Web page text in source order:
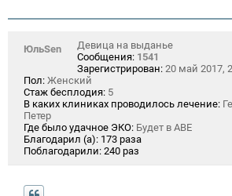
ЮльSen
Девица на выданье
Сообщения: 1541
Зарегистрирован: 20 май 2017,
Пол: Женский
Стаж бесплодия: 5
В каких клиниках проводилось лечение:
Петер
Где было удачное ЭКО: Будет в АВЕ
Благодарил (а): 173 раза
Поблагодарили: 240 раз